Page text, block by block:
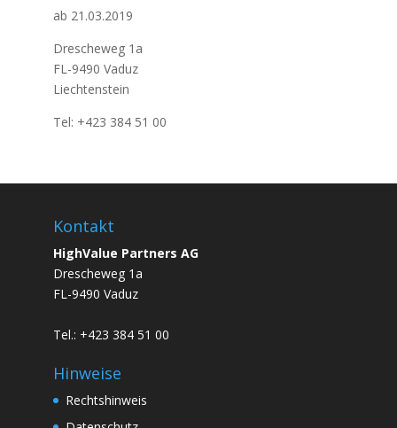
ab 21.03.2019
Drescheweg 1a
FL-9490 Vaduz
Liechtenstein
Tel: +423 384 51 00
Kontakt
HighValue Partners AG
Drescheweg 1a
FL-9490 Vaduz
Tel.: +423 384 51 00
Hinweise
Rechtshinweis